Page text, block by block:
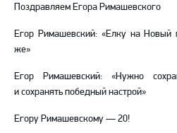
Поздравляем Егора Римашевского
Егор Римашевский: «Елку на Новый
же»
Егор Римашевский: «Нужно
и сохранять победный настрой»
Егору Римашевскому — 20!